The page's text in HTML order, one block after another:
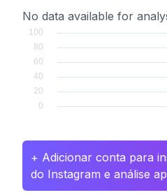
No data available for
+ Adicionar conta para
do Instagram e análise